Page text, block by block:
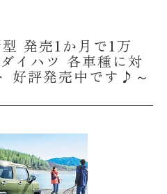
発売1か月で1万
イハツ 各車種に対
好評発売中です♪～